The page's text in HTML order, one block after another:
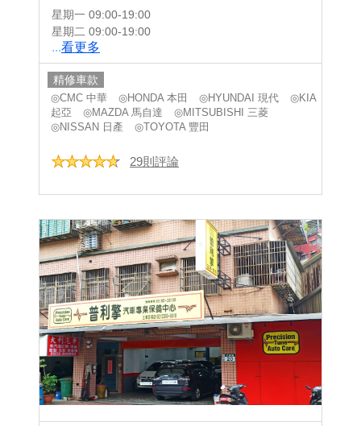
星期一 09:00-19:00
星期二 09:00-19:00
...看更多
精修車款
◎CMC 中華 ◎HONDA 本田 ◎HYUNDAI 現代
◎KIA
起亞
◎MAZDA 馬自達
◎MITSUBISHI 三菱
◎NISSAN 日產
◎TOYOTA 豐田
29則評論